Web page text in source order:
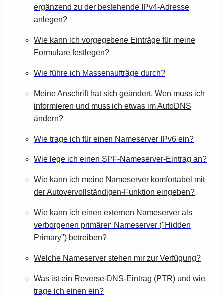
ergänzend zu der bestehende IPv4-Adresse
anlegen?
Wie kann ich vorgegebene Einträge für meine
Formulare festlegen?
Wie führe ich Massenaufträge durch?
Meine Anschrift hat sich geändert. Wen muss ich
informieren und muss ich etwas im AutoDNS
ändern?
Wie trage ich für einen Nameserver IPv6 ein?
Wie lege ich einen SPF-Nameserver-Eintrag an?
Wie kann ich meine Nameserver komfortabel mit
der Autovervollständigen-Funktion eingeben?
Wie kann ich einen externen Nameserver als
verborgenen primären Nameserver ("Hidden
Primary") betreiben?
Welche Nameserver stehen mir zur Verfügung?
Was ist ein Reverse-DNS-Eintrag (PTR) und wie
trage ich einen ein?